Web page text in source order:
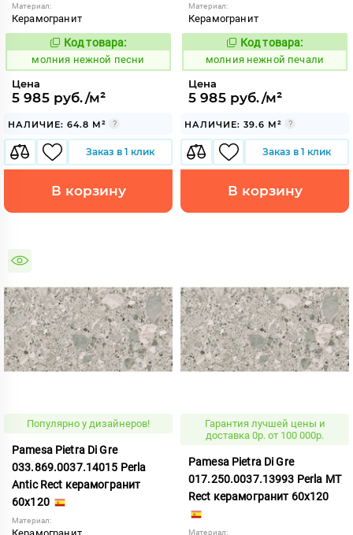
Материал:
Керамогранит
1008069
Код товара:
молния нежной песни
Цена
5 985 руб./м²
НАЛИЧИЕ: 64.8 М²
Заказ в 1 клик
В корзину
Материал:
Керамогранит
1008070
Код товара:
молния нежной печали
Цена
5 985 руб./м²
НАЛИЧИЕ: 39.6 М²
Заказ в 1 клик
В корзину
Популярно у дизайнеров!
Pamesa Pietra Di Gre
033.869.0037.14015 Perla
Antic Rect керамогранит
60x120
Материал:
Гарантия лучшей цены и
доставка 0р. от 100 000р.
Pamesa Pietra Di Gre
017.250.0037.13993 Perla MT
Rect керамогранит 60x120
Материал: